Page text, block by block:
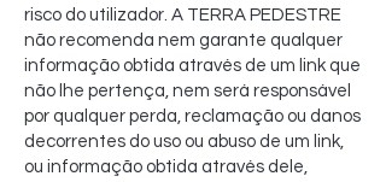
risco do utilizador. A TERRA PEDESTRE
não recomenda nem garante qualquer
informação obtida através de um link que
não lhe pertença, nem será responsável
por qualquer perda, reclamação ou danos
decorrentes do uso ou abuso de um link,
ou informação obtida através dele,